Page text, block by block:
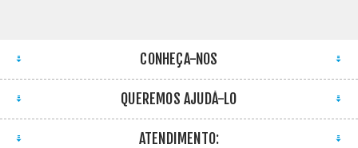
CONHEÇA-NOS
QUEREMOS AJUDÁ-LO
ATENDIMENTO: